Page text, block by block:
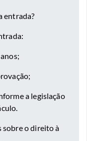
entrada?
a legislação
sobre o direito à